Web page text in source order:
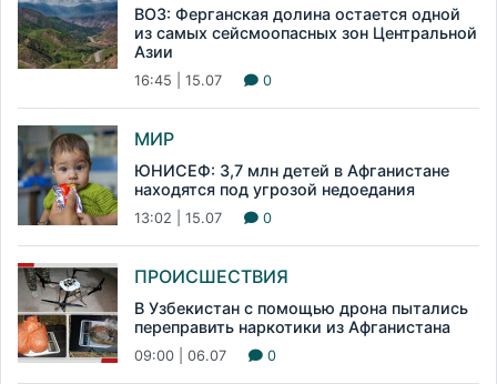
ВОЗ: Ферганская долина остается одной
из самых сейсмоопасных зон Центральной
Азии
16:45 | 15.07 0
МИР
ЮНИСЕФ: 3,7 млн детей в Афганистане
находятся под угрозой недоедания
13:02 | 15.07 0
ПРОИСШЕСТВИЯ
В Узбекистан с помощью дрона пытались
переправить наркотики из Афганистана
09:00 | 06.07 0